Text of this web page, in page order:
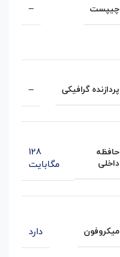
چیپست –
پردازنده گرافیکی –
حافظه
داخلی
128
مگابایت
میکروفون دارد